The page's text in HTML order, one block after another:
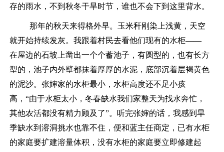
存的雨水，不到秋冬干旱时节，谁也不会下到这里背水。
那年的秋天来得格外早。玉米秆刚染上浅黄，天空
就开始持续发灰。我跟着村民去看他们现有的水柜——
在屋边的石坡上凿出一个个蓄池子，有圆型的，也有长方
型的，池子内外壁都抹着厚厚的水泥，底部沉着层褐黄色
的泥沙。张婶家的水柜最小 ， 水柜高度还不足小孩
高，“由于水柜太小，冬春缺水我们家整天为找水奔忙，
其他农活都没有精力顾及了”。听完张婶的话，我感到旱
季缺水到溶洞挑水也靠不住，便和蓝主任商定，已有水柜
的家庭要扩建溶量体积，没有水柜的家庭要立即修建起